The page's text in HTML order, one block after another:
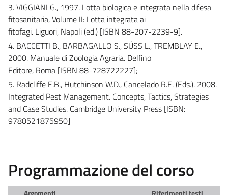
3. VIGGIANI G., 1997. Lotta biologica e integrata nella difesa
fitosanitaria, Volume II: Lotta integrata ai
fitofagi. Liguori, Napoli (ed.) [ISBN 88-207-2239-9].
4. BACCETTI B., BARBAGALLO S., SÜSS L., TREMBLAY E.,
2000. Manuale di Zoologia Agraria. Delfino
Editore, Roma [ISBN 88-728722227];
5. Radcliffe E.B., Hutchinson W.D., Cancelado R.E. (Eds.). 2008.
Integrated Pest Management. Concepts, Tactics, Strategies
and Case Studies. Cambridge University Press [ISBN:
9780521875950]
Programmazione del corso